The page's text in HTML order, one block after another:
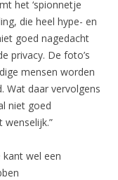
het ‘spionnetje
die heel hype- en
goed nagedacht
privacy. De foto’s
mensen worden
Wat daar vervolgens
niet goed
wenselijk.”
kant wel een